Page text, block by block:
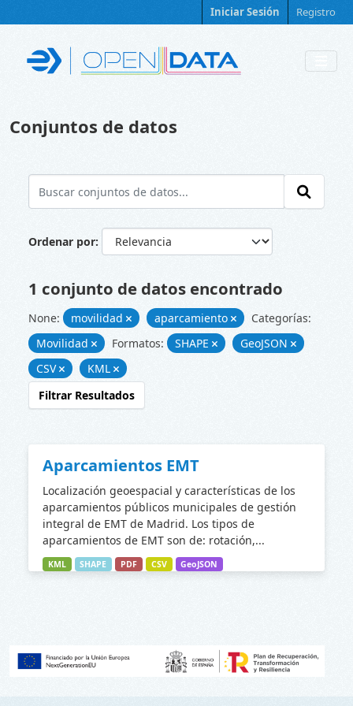
Iniciar Sesión Registro
Conjuntos de datos
Ordenar por
1 conjunto de datos encontrado
None: movilidad aparcamiento
Categorías:
Movilidad
Formatos: SHAPE
GeoJSON
CSV
KML
Filtrar Resultados
Aparcamientos EMT
Localización geoespacial y características de los
aparcamientos públicos municipales de gestión
integral de EMT de Madrid. Los tipos de
aparcamientos de EMT son de: rotación,...
KML SHAPE PDF CSV GeoJSON